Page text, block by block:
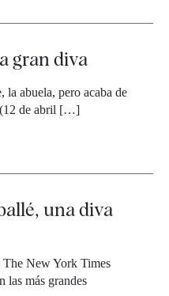
gran diva
la abuela, pero acaba de
(12 de abril […]
una diva
The New York Times
las más grandes